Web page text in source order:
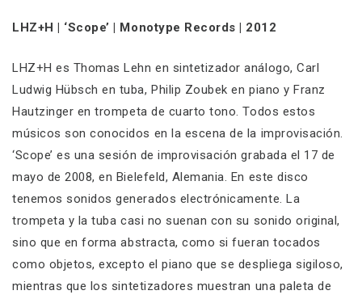
LHZ+H | ‘Scope’ | Monotype Records | 2012
LHZ+H es Thomas Lehn en sintetizador análogo, Carl
Ludwig Hübsch en tuba, Philip Zoubek en piano y Franz
Hautzinger en trompeta de cuarto tono. Todos estos
músicos son conocidos en la escena de la improvisación.
‘Scope’ es una sesión de improvisación grabada el 17 de
mayo de 2008, en Bielefeld, Alemania. En este disco
tenemos sonidos generados electrónicamente. La
trompeta y la tuba casi no suenan con su sonido original,
sino que en forma abstracta, como si fueran tocados
como objetos, excepto el piano que se despliega sigiloso,
mientras que los sintetizadores muestran una paleta de